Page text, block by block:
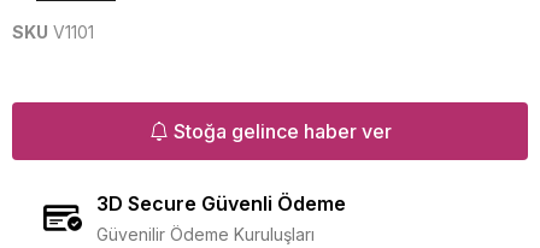
SKU V1101
Stoğa gelince haber ver
3D Secure Güvenli Ödeme
Güvenilir Ödeme Kuruluşları